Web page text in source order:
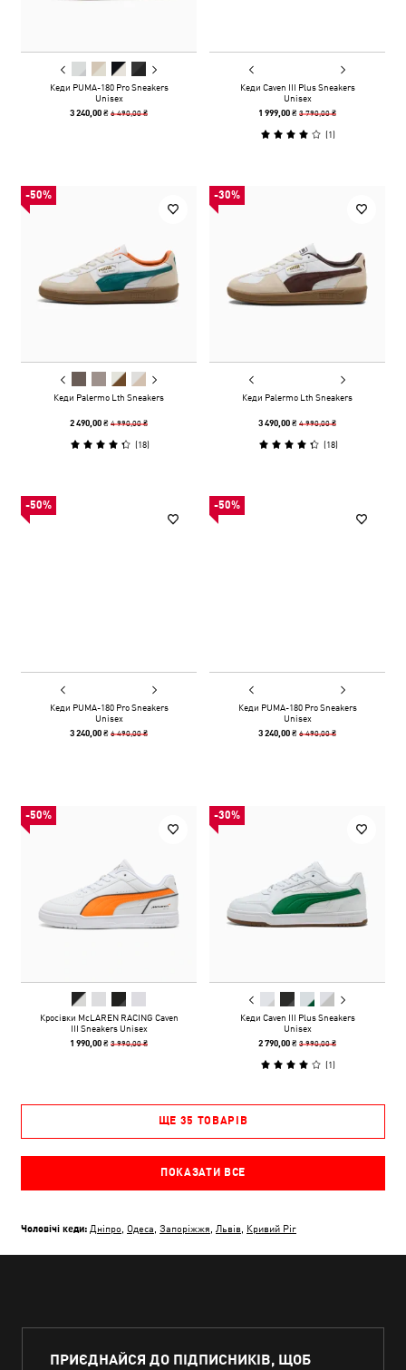
Кеди PUMA-180 Pro Sneakers
Unisex
3 240,00 ₴6 490,00 ₴
Кеди Caven III Plus Sneakers
Unisex
1 999,00 ₴3 790,00 ₴
(1)
-50%
Кеди Palermo Lth Sneakers
2 490,00 ₴4 990,00 ₴
(18)
-30%
Кеди Palermo Lth Sneakers
3 490,00 ₴4 990,00 ₴
(18)
-50%
Кеди PUMA-180 Pro Sneakers
Unisex
3 240,00 ₴6 490,00 ₴
-50%
Кеди PUMA-180 Pro Sneakers
Unisex
3 240,00 ₴6 490,00 ₴
-50%
Кросівки McLAREN RACING Caven
III Sneakers Unisex
1 990,00 ₴3 990,00 ₴
-30%
Кеди Caven III Plus Sneakers
Unisex
2 790,00 ₴3 990,00 ₴
(1)
ЩЕ 35 ТОВАРІВ
ПОКАЗАТИ ВСЕ
Чоловічі кеди: Дніпро Одеса Запоріжжя Львів Кривий Ріг
ПРИЄДНАЙСЯ ДО ПІДПИСНИКІВ, ЩОБ